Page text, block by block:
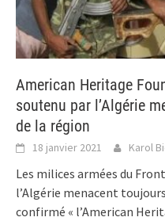
American Heritage
soutenu par l’Algérie
de la région
18 janvier 2021 Karol
Les milices armées du
l’Algérie menacent
confirmé « l’American